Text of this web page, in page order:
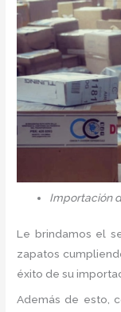
Importación
Le brindamos el
zapatos
éxito de su
Además de esto,